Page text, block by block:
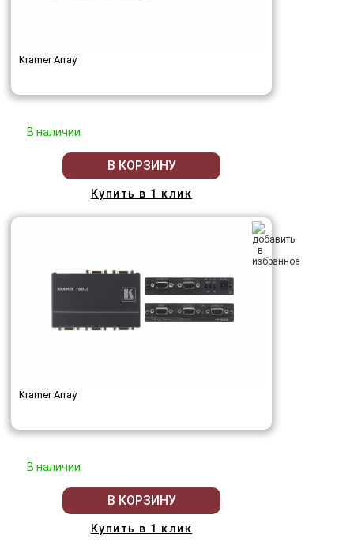
Kramer Array
В наличии
В КОРЗИНУ
Купить в 1 клик
Kramer Array
В наличии
В КОРЗИНУ
Купить в 1 клик